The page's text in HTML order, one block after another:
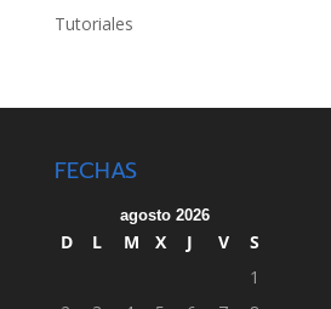
Tutoriales
FECHAS
agosto 2026
D L M X J V
S
1